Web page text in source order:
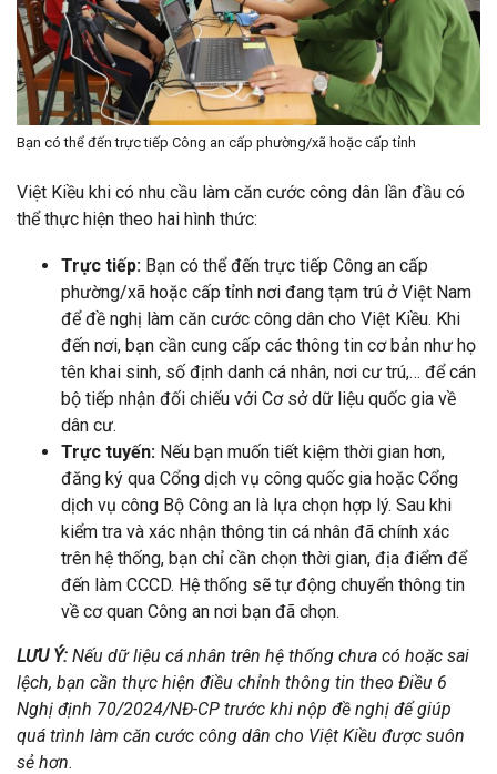
Bạn có thể đến trực tiếp Công an cấp phường/xã hoặc cấp tỉnh
Việt Kiều khi có nhu cầu làm căn cước công dân lần đầu có
thể thực hiện theo hai hình thức:
Trực tiếp: Bạn có thể đến trực tiếp Công an cấp
phường/xã hoặc cấp tỉnh nơi đang tạm trú ở Việt Nam
để đề nghị làm căn cước công dân cho Việt Kiều. Khi
đến nơi, bạn cần cung cấp các thông tin cơ bản như họ
tên khai sinh, số định danh cá nhân, nơi cư trú,… để cán
bộ tiếp nhận đối chiếu với Cơ sở dữ liệu quốc gia về
dân cư.
Trực tuyến: Nếu bạn muốn tiết kiệm thời gian hơn,
đăng ký qua Cổng dịch vụ công quốc gia hoặc Cổng
dịch vụ công Bộ Công an là lựa chọn hợp lý. Sau khi
kiểm tra và xác nhận thông tin cá nhân đã chính xác
trên hệ thống, bạn chỉ cần chọn thời gian, địa điểm để
đến làm CCCD. Hệ thống sẽ tự động chuyển thông tin
về cơ quan Công an nơi bạn đã chọn.
LƯU Ý: Nếu dữ liệu cá nhân trên hệ thống chưa có hoặc sai
lệch, bạn cần thực hiện điều chỉnh thông tin theo Điều 6
Nghị định 70/2024/NĐ-CP trước khi nộp đề nghị để giúp
quá trình làm căn cước công dân cho Việt Kiều được suôn
sẻ hơn.